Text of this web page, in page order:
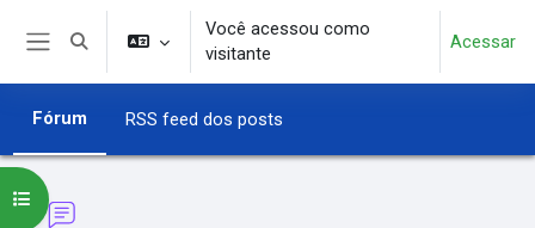
Ir para o conteúdo principal
Alternar entrada de pesquisa
Você acessou como
visitante
Acessar
Fórum RSS feed dos posts
Abrir índice do curso